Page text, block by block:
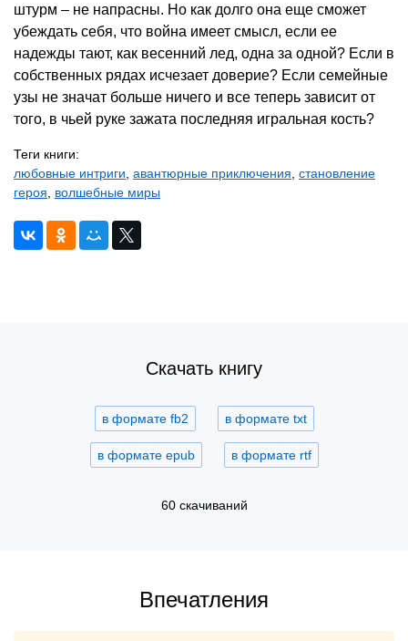
штурм – не напрасны. Но как долго она еще сможет
убеждать себя, что война имеет смысл, если ее
надежды тают, как весенний лед, одна за одной? Если в
собственных рядах исчезает доверие? Если семейные
узы не значат больше ничего и все теперь зависит от
того, в чьей руке зажата последняя игральная кость?
Теги книги:
любовные интриги авантюрные приключения становление
героя
волшебные миры
Скачать книгу
в формате fb2 в формате txt
в формате epub в формате rtf
60 скачиваний
Впечатления